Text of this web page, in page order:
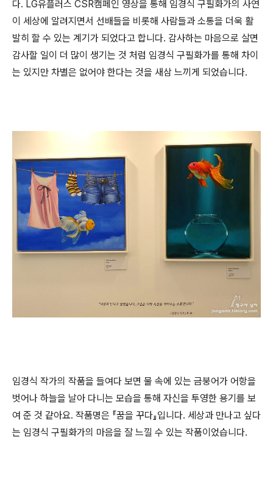
다. LG유플러스 CSR캠페인 영상을 통해 임경식 구필화가의 사연
이 세상에 알려지면서 선배들을 비롯해 사람들과 소통을 더욱 활
발히 할 수 있는 계기가 되었다고 합니다. 감사하는 마음으로 살면
감사할 일이 더 많이 생기는 것 처럼 임경식 구필화가를 통해 차이
는 있지만 차별은 없어야 한다는 것을 새삼 느끼게 되었습니다.
임경식 작가의 작품을 들여다 보면 물 속에 있는 금붕어가 어항을
벗어나 하늘을 날아 다니는 모습을 통해 자신을 투영한 용기를 보
여 준 것 같아요. 작품명은 『꿈을 꾸다』입니다. 세상과 만나고 싶다
는 임경식 구필화가의 마음을 잘 느낄 수 있는 작품이었습니다.